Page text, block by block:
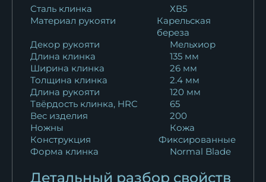
Нож Пехотинец M390
мельхиор...
Нож Пехотинец M390
мельхиор...
28 053
Сталь клинка
ХВ5
Материал рукояти
Карельская
береза
Декор рукояти
Мельхиор
Длина клинка
135 мм
Ширина клинка
26 мм
Толщина клинка
2.4 мм
Длина рукояти
120 мм
Твёрдость клинка, HRC
65
Вес изделия
200
Ножны
Кожа
Конструкция
Фиксированные
Форма клинка
Normal Blade
Детальный разбор свойств